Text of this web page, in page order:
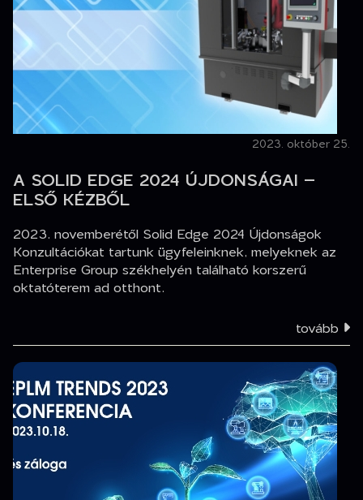
2023. október 25.
A SOLID EDGE 2024 ÚJDONSÁGAI –
ELSŐ KÉZBŐL
2023. novemberétől Solid Edge 2024 Újdonságok
Konzultációkat tartunk ügyfeleinknek, melyeknek az
Enterprise Group székhelyén található korszerű
oktatóterem ad otthont.
tovább